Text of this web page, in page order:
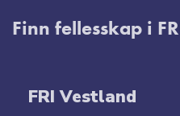
Finn fellesskap i
FRI Vestland